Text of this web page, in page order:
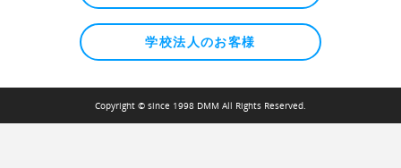
学校法人のお客様
Copyright © since 1998 DMM All Rights Reserved.